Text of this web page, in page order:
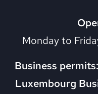
Monday to
Business permits:
Luxembourg